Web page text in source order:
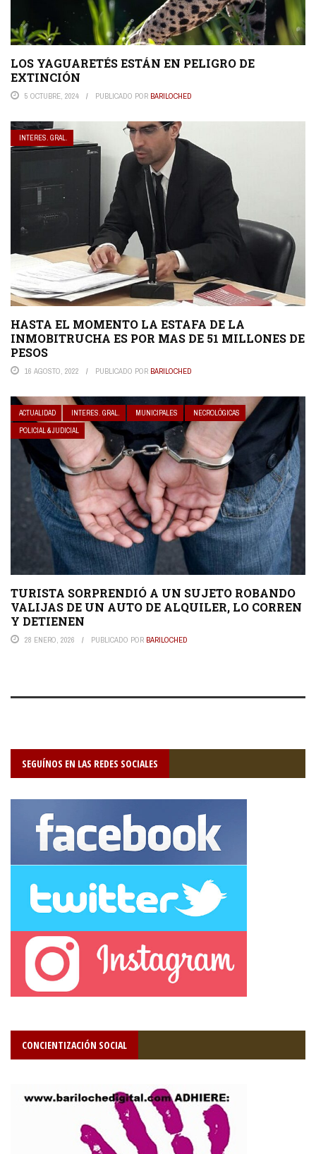
LOS YAGUARETÉS ESTÁN EN PELIGRO DE
EXTINCIÓN
5 OCTUBRE, 2024 PUBLICADO POR BARILOCHED
INTERES. GRAL.
HASTA EL MOMENTO LA ESTAFA DE LA
INMOBITRUCHA ES POR MAS DE 51 MILLONES DE
PESOS
16 AGOSTO, 2022 PUBLICADO POR BARILOCHED
ACTUALIDAD INTERES. GRAL. MUNICIPALES
NECROLÓGICAS
POLICIAL & JUDICIAL
TURISTA SORPRENDIÓ A UN SUJETO ROBANDO
VALIJAS DE UN AUTO DE ALQUILER, LO CORREN
Y DETIENEN
28 ENERO, 2026 PUBLICADO POR BARILOCHED
SEGUÍNOS EN LAS REDES SOCIALES
CONCIENTIZACIÓN SOCIAL